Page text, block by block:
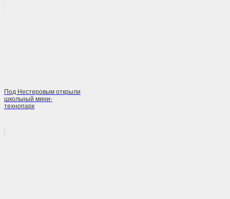
Под Нестеровым открыли
школьный мини-
технопарк